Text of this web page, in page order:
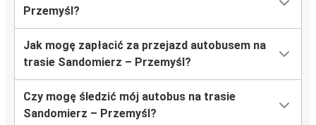
Przemyśl?
Jak mogę zapłacić za przejazd autobusem na
trasie Sandomierz – Przemyśl?
Czy mogę śledzić mój autobus na trasie
Sandomierz – Przemyśl?